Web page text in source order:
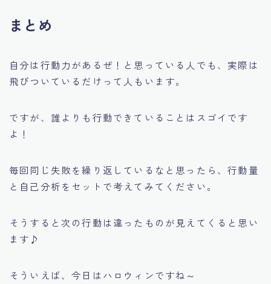
まとめ
自分は行動力があるぜ！と思っている人でも、実際は
飛びついているだけって人もいます。
ですが、誰よりも行動できていることはスゴイです
よ！
毎回同じ失敗を繰り返しているなと思ったら、行動量
と自己分析をセットで考えてみてください。
そうすると次の行動は違ったものが見えてくると思い
ます♪
そういえば、今日はハロウィンですね～